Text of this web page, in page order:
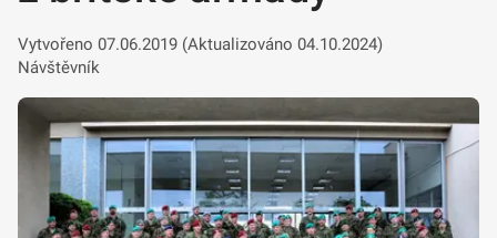
Vytvořeno 07.06.2019 (Aktualizováno 04.10.2024)
Návštěvník